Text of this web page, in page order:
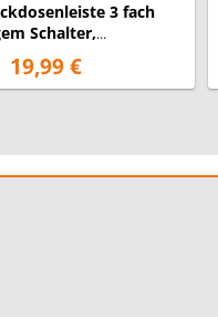
3 fach
Schalter,
Weiß
19,99 €